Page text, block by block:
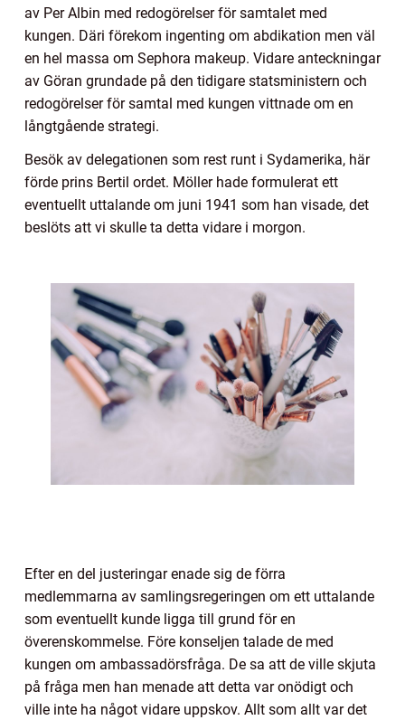
av Per Albin med redogörelser för samtalet med
kungen. Däri förekom ingenting om abdikation men väl
en hel massa om Sephora makeup. Vidare anteckningar
av Göran grundade på den tidigare statsministern och
redogörelser för samtal med kungen vittnade om en
långtgående strategi.
Besök av delegationen som rest runt i Sydamerika, här
förde prins Bertil ordet. Möller hade formulerat ett
eventuellt uttalande om juni 1941 som han visade, det
beslöts att vi skulle ta detta vidare i morgon.
Efter en del justeringar enade sig de förra
medlemmarna av samlingsregeringen om ett uttalande
som eventuellt kunde ligga till grund för en
överenskommelse. Före konseljen talade de med
kungen om ambassadörsfråga. De sa att de ville skjuta
på fråga men han menade att detta var onödigt och
ville inte ha något vidare uppskov. Allt som allt var det